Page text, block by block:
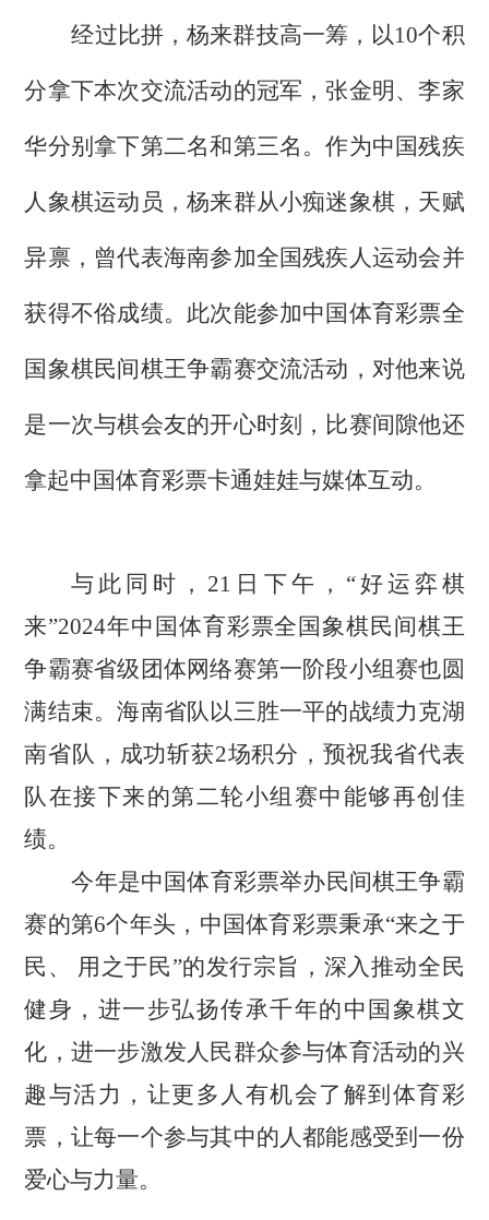
经过比拼，杨来群技高一筹，以10个积
分拿下本次交流活动的冠军，张金明、李家
华分别拿下第二名和第三名。作为中国残疾
人象棋运动员，杨来群从小痴迷象棋，天赋
异禀，曾代表海南参加全国残疾人运动会并
获得不俗成绩。此次能参加中国体育彩票全
国象棋民间棋王争霸赛交流活动，对他来说
是一次与棋会友的开心时刻，比赛间隙他还
拿起中国体育彩票卡通娃娃与媒体互动。
与此同时，21日下午，“好运弈棋
来”2024年中国体育彩票全国象棋民间棋王
争霸赛省级团体网络赛第一阶段小组赛也圆
满结束。海南省队以三胜一平的战绩力克湖
南省队，成功斩获2场积分，预祝我省代表
队在接下来的第二轮小组赛中能够再创佳
绩。
今年是中国体育彩票举办民间棋王争霸
赛的第6个年头，中国体育彩票秉承“来之于
民、 用之于民”的发行宗旨，深入推动全民
健身，进一步弘扬传承千年的中国象棋文
化，进一步激发人民群众参与体育活动的兴
趣与活力，让更多人有机会了解到体育彩
票，让每一个参与其中的人都能感受到一份
爱心与力量。